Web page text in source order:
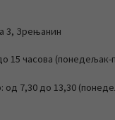
3, Зрењанин
15 часова (понедељак-
од 7,30 до 13,30